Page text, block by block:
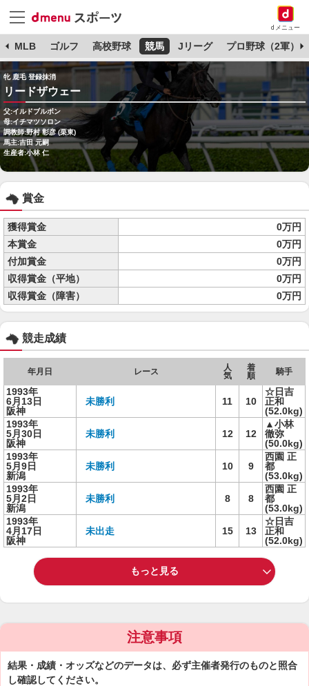
dメニュー
MLB ゴルフ 高校野球 競馬 Jリーグ プロ野球（2軍）
牝 鹿毛 登録抹消
リードザウェー
父:イルドブルボン
母:イチマツソロン
調教師:野村 彰彦 (栗東)
馬主:吉田 元嗣
生産者:小林 仁
賞金
獲得賞金
0万円
本賞金
0万円
付加賞金
0万円
収得賞金（平地）
0万円
収得賞金（障害）
0万円
競走成績
年月日 レース
人
気
着
順
騎手
1993年
6月13日
阪神
未勝利 11 10
☆日吉
正和
(52.0kg)
1993年
5月30日
阪神
未勝利 12 12
▲小林
徹弥
(50.0kg)
1993年
5月9日
新潟
未勝利 10 9
西園 正
都
(53.0kg)
1993年
5月2日
新潟
未勝利 8 8
西園 正
都
(53.0kg)
1993年
4月17日
阪神
未出走 15 13
☆日吉
正和
(52.0kg)
もっと見る
注意事項
結果・成績・オッズなどのデータは、必ず主催者発行のものと照合
し確認してください。